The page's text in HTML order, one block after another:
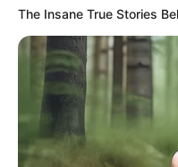
Fio de cabelo – Essa
os cantos de capas,
acrílico
melhor visualização
corte.
The Insane True Stories